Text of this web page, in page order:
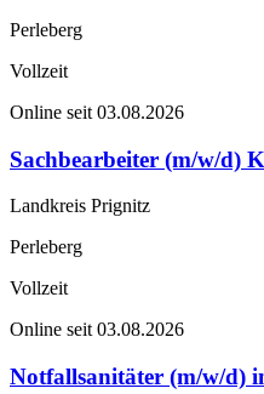
Perleberg
Vollzeit
Online seit 03.08.2026
Sachbearbeiter (m/w/d)
Landkreis Prignitz
Perleberg
Vollzeit
Online seit 03.08.2026
Notfallsanitäter (m/w/d)